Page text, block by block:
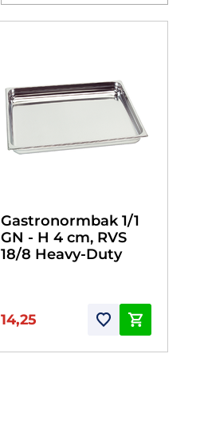
Gastronormbak 1/1
GN - H 4 cm, RVS
18/8 Heavy-Duty
14,25